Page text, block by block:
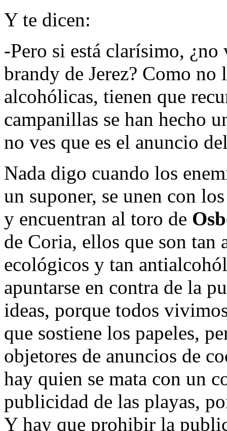
Y te dicen:
-Pero si está clarísimo, ¿no
brandy de Jerez? Como no
alcohólicas, tienen que
campanillas se han hecho
no ves que es el anuncio
Nada digo cuando los
un suponer, se unen con
y encuentran al toro de
de Coria, ellos que son tan
ecológicos y tan
apuntarse en contra de la
ideas, porque todos
que sostiene los papeles,
objetores de anuncios de
hay quien se mata con un
publicidad de las playas,
Y hay que prohibir la